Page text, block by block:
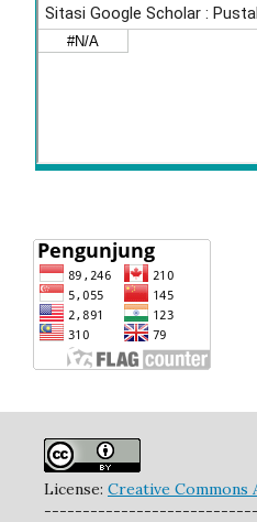
License: Creative